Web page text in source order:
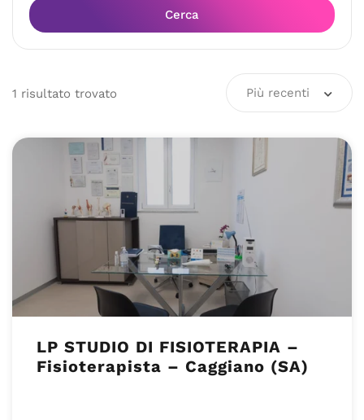
Cerca
1 risultato trovato Più recenti
LP STUDIO DI FISIOTERAPIA –
Fisioterapista – Caggiano (SA)